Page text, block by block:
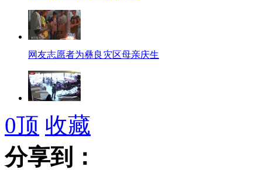
网友志愿者为彝良灾区母亲庆生
影楼老板逃跑 新人苦寻婚纱照
0顶 收藏
分享到：